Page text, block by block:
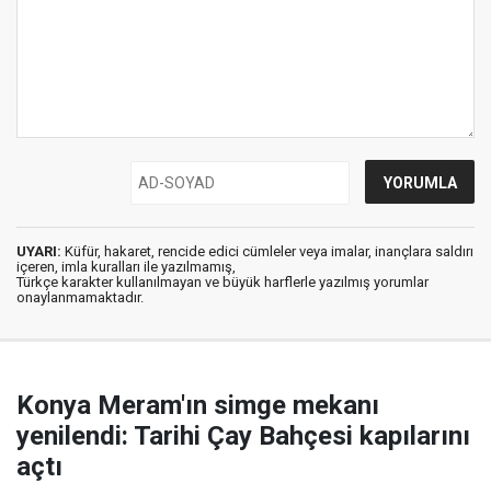
UYARI: Küfür, hakaret, rencide edici cümleler veya imalar, inançlara saldırı
içeren, imla kuralları ile yazılmamış,
Türkçe karakter kullanılmayan ve büyük harflerle yazılmış yorumlar
onaylanmamaktadır.
Konya Meram'ın simge mekanı
yenilendi: Tarihi Çay Bahçesi kapılarını
açtı